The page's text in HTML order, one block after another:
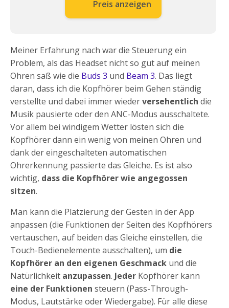
Preis anzeigen
Meiner Erfahrung nach war die Steuerung ein
Problem, als das Headset nicht so gut auf meinen
Ohren saß wie die Buds 3 und Beam 3. Das liegt
daran, dass ich die Kopfhörer beim Gehen ständig
verstellte und dabei immer wiederversehentlich die
Musik pausierte oder den ANC-Modus ausschaltete.
Vor allem bei windigem Wetter lösten sich die
Kopfhörer dann ein wenig von meinen Ohren und
dank der eingeschalteten automatischen
Ohrerkennung passierte das Gleiche. Es ist also
wichtig, dass die Kopfhörer wie angegossen
sitzen.
Man kann die Platzierung der Gesten in der App
anpassen (die Funktionen der Seiten des Kopfhörers
vertauschen, auf beiden das Gleiche einstellen, die
Touch-Bedienelemente ausschalten), um die
Kopfhörer an den eigenen Geschmack und die
Natürlichkeit anzupassen. Jeder Kopfhörer kann
eine der Funktionen steuern (Pass-Through-
Modus, Lautstärke oder Wiedergabe). Für alle diese